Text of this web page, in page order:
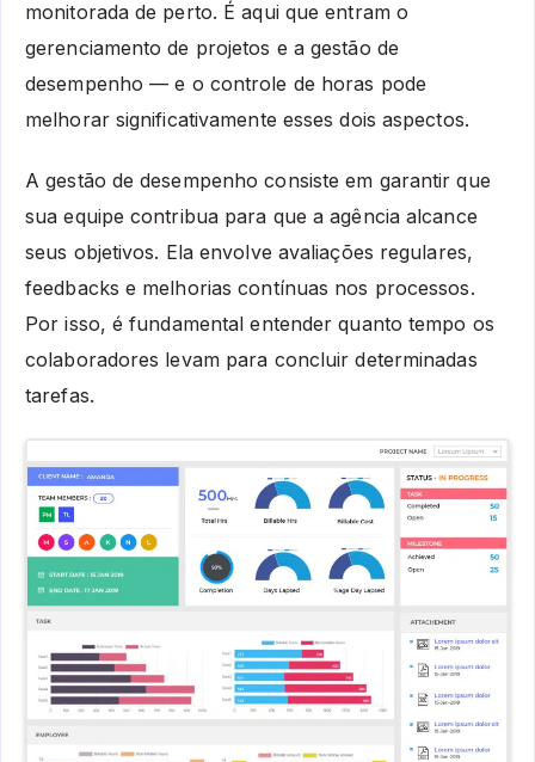
monitorada de perto. É aqui que entram o
gerenciamento de projetos e a gestão de
desempenho — e o controle de horas pode
melhorar significativamente esses dois aspectos.
A gestão de desempenho consiste em garantir que
sua equipe contribua para que a agência alcance
seus objetivos. Ela envolve avaliações regulares,
feedbacks e melhorias contínuas nos processos.
Por isso, é fundamental entender quanto tempo os
colaboradores levam para concluir determinadas
tarefas.